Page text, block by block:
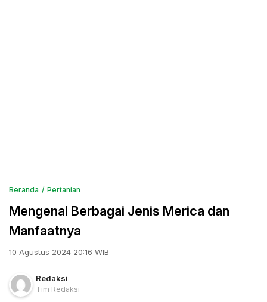
Beranda Pertanian
Mengenal Berbagai Jenis Merica dan
Manfaatnya
10 Agustus 2024 20:16 WIB
Redaksi
Tim Redaksi